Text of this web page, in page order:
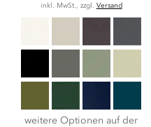
inkl. MwSt., zzgl. Versand
weitere Optionen auf der